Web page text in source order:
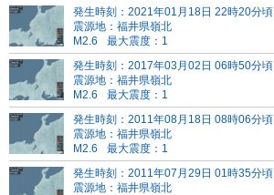
発生時刻：2021年01月18日 22時20分頃
震源地：福井県嶺北
M2.6
最大震度：1
発生時刻：2017年03月02日 06時50分頃
震源地：福井県嶺北
M2.6
最大震度：1
発生時刻：2011年08月18日 08時06分頃
震源地：福井県嶺北
M2.6
最大震度：1
発生時刻：2011年07月29日 01時35分頃
震源地：福井県嶺北